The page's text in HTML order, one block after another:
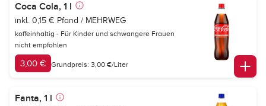
Coca Cola, 1 l
inkl. 0,15 € Pfand / MEHRWEG
koffeinhaltig - Für Kinder und schwangere Frauen
nicht empfohlen
3,00 € Grundpreis: 3,00 €/Liter
Fanta, 1 l